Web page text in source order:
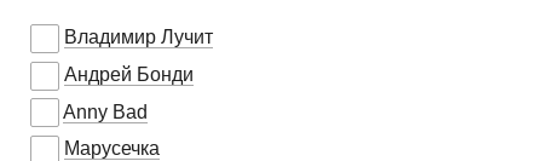
Владимир Лучит
Андрей Бонди
Anny Bad
Марусечка